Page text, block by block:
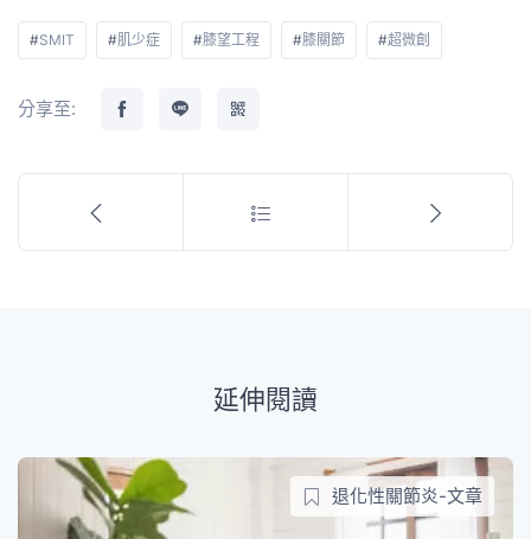
#SMIT #肌少症 #膝望工程 #膝關節 #超微創
分享至:
延伸閱讀
退化性關節炎-文章